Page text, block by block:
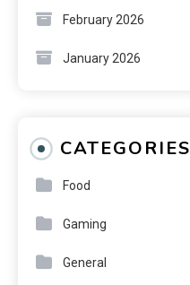
February 2026
January 2026
CATEGORIES
Food
Gaming
General